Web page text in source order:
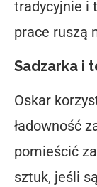
tradycyjnie i
prace ruszą
Sadzarka i
Oskar
ładowność
pomieścić
sztuk, jeśli